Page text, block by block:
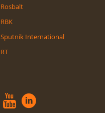
Rosbalt
RBK
Sputnik International
RT